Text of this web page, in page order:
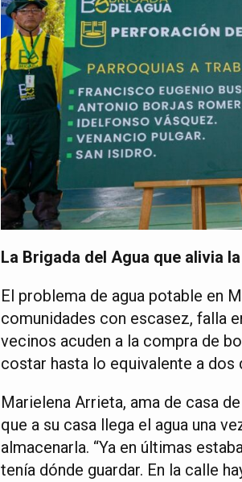
La Brigada del Agua que alivia
El problema de agua potable en
comunidades con escasez, falla
vecinos acuden a la compra de
costar hasta lo equivalente a dos
Marielena Arrieta, ama de casa
que a su casa llega el agua una
almacenarla. “Ya en últimas
tenía dónde guardar. En la calle